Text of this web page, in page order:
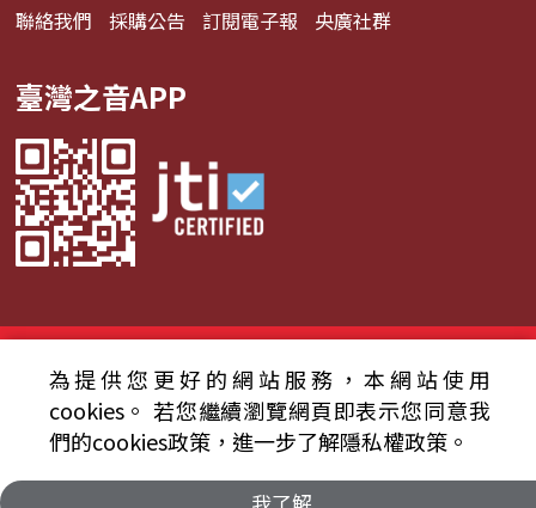
聯絡我們 採購公告 訂閱電子報 央廣社群
臺灣之音APP
© 2024財團法人中央廣播電臺 版權所有
資通安全政策聲明
服務條款 隱私權條款
為提供您更好的網站服務，本網站使用
cookies。 若您繼續瀏覽網頁即表示您同意我
們的cookies政策，進一步了解隱私權政策。